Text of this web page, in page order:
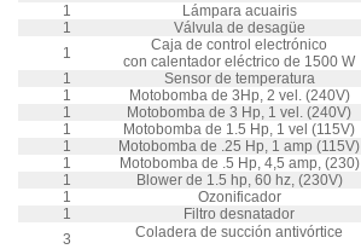
1
Lámpara acuairis
1
Válvula de desagüe
1
Caja de control electrónico
con calentador eléctrico de 1500 W
1
Sensor de temperatura
1
Motobomba de 3Hp, 2 vel. (240V)
1
Motobomba de 3 Hp, 1 vel. (240V)
1
Motobomba de 1.5 Hp, 1 vel (115V)
1
Motobomba de .25 Hp, 1 amp (115V)
1
Motobomba de .5 Hp, 4,5 amp, (230)
1
Blower de 1.5 hp, 60 hz, (230V)
1
Ozonificador
1
Filtro desnatador
3
Coladera de succión antivórtice